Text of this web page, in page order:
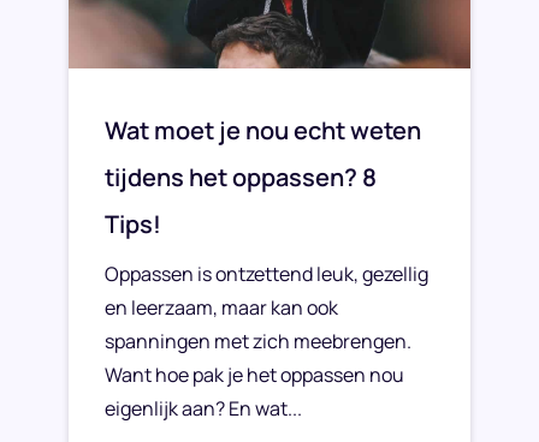
Wat moet je nou echt weten
tijdens het oppassen? 8
Tips!
Oppassen is ontzettend leuk, gezellig
en leerzaam, maar kan ook
spanningen met zich meebrengen.
Want hoe pak je het oppassen nou
eigenlijk aan? En wat...